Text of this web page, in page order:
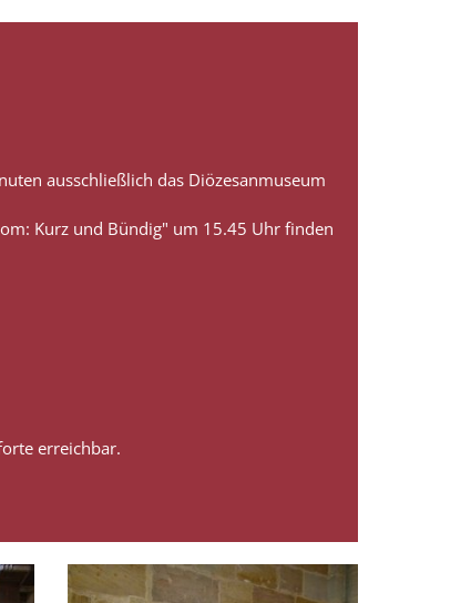
ausschließlich das Diözesanmuseum
Kurz und Bündig" um 15.45 Uhr finden
erreichbar.